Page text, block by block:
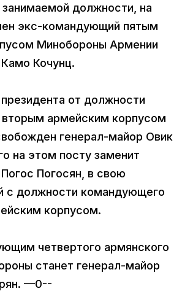
должности, на
экс-командующий пятым
Минобороны Армении
Кочунц.
от должности
армейским корпусом
генерал-майор Овик
на этом посту заменит
Погосян, в свою
с должности командующего
корпусом.
четвертого армянского
станет генерал-майор
—0--